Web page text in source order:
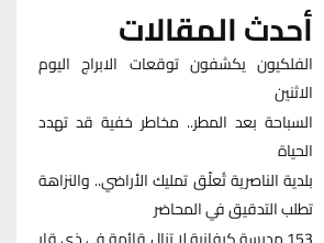
أحدث المقالات
الفلكيون يكشفون توقعات الابراج اليوم
الاثنين
السباحة بعد المطر.. مخاطر خفية قد تهدد
الحياة
بلدية الناصرية تُعلّق تمليك الأراضي.. والنزاهة
تطلب التدقيق في المحاضر